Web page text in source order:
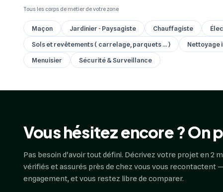
Tous les corps de métier de votre zone
Maçon Jardinier - Paysagiste Chauffagiste
Sols et revêtements ( carrelage, parquets ... )
Nettoyage
Menuisier
Sécurité & Surveillance
Vous hésitez encore ? On
Pas besoin d'avoir tout défini. Décrivez votre projet en 2
vérifiés et assurés près de chez vous vous recontactent
engagement, et vous restez libre de comparer.